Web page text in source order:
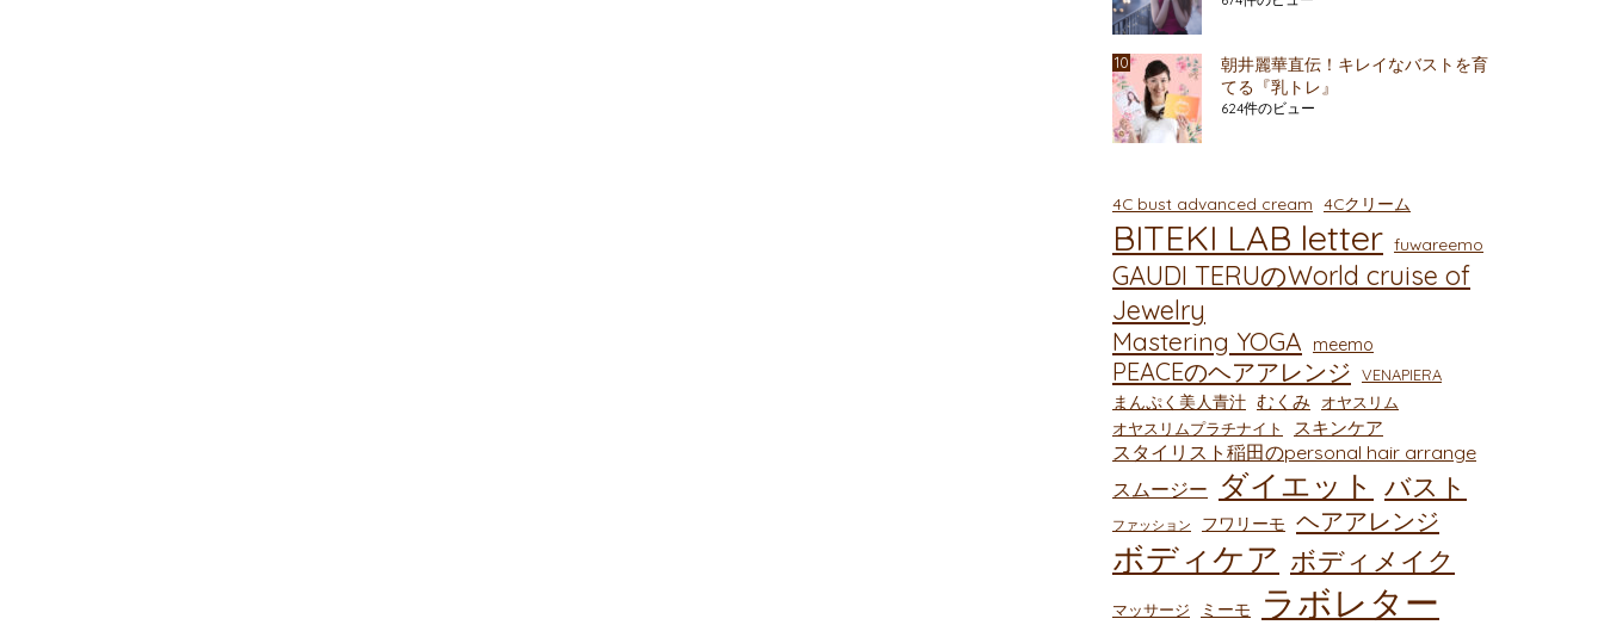
朝井麗華直伝！キレイなバストを育
てる『乳トレ』
624件のビュー
4C bust advanced cream 4Cクリーム
BITEKI LAB letter fuwareemo
GAUDI TERUのWorld cruise of
Jewelry
Mastering YOGA meemo
PEACEのヘアアレンジ VENAPIERA
まんぷく美人青汁 むくみ
オヤスリム
オヤスリムプラチナイト
スキンケア
スタイリスト稲田のpersonal hair arrange
スムージー
ダイエット バスト
ファッション フワリーモ ヘアアレンジ
ボディケア ボディメイク
マッサージ ミーモ ラボレター